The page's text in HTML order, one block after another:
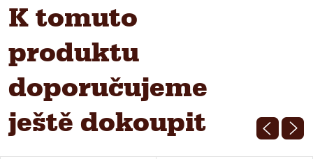
K tomuto
produktu
doporučujeme
ještě dokoupit